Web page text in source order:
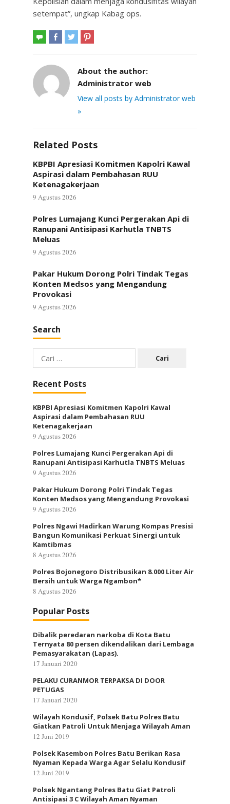
setempat”, ungkap Kabag ops.
About the author:
Administrator web
View all posts by Administrator web
»
Related Posts
KBPBI Apresiasi Komitmen Kapolri Kawal
Aspirasi dalam Pembahasan RUU
Ketenagakerjaan
9 Agustus 2026
Polres Lumajang Kunci Pergerakan Api di
Ranupani Antisipasi Karhutla TNBTS
Meluas
9 Agustus 2026
Pakar Hukum Dorong Polri Tindak Tegas
Konten Medsos yang Mengandung
Provokasi
9 Agustus 2026
Search
Cari
untuk:
Recent Posts
KBPBI Apresiasi Komitmen Kapolri Kawal
Aspirasi dalam Pembahasan RUU
Ketenagakerjaan
9 Agustus 2026
Polres Lumajang Kunci Pergerakan Api di
Ranupani Antisipasi Karhutla TNBTS Meluas
9 Agustus 2026
Pakar Hukum Dorong Polri Tindak Tegas
Konten Medsos yang Mengandung Provokasi
9 Agustus 2026
Polres Ngawi Hadirkan Warung Kompas Presisi
Bangun Komunikasi Perkuat Sinergi untuk
Kamtibmas
8 Agustus 2026
Polres Bojonegoro Distribusikan 8.000 Liter Air
Bersih untuk Warga Ngambon*
8 Agustus 2026
Popular Posts
Dibalik peredaran narkoba di Kota Batu
Ternyata 80 persen dikendalikan dari Lembaga
Pemasyarakatan (Lapas).
17 Januari 2020
PELAKU CURANMOR TERPAKSA DI DOOR
PETUGAS
17 Januari 2020
Wilayah Kondusif, Polsek Batu Polres Batu
Giatkan Patroli Untuk Menjaga Wilayah Aman
12 Juni 2019
Polsek Kasembon Polres Batu Berikan Rasa
Nyaman Kepada Warga Agar Selalu Kondusif
12 Juni 2019
Polsek Ngantang Polres Batu Giat Patroli
Antisipasi 3 C Wilayah Aman Nyaman